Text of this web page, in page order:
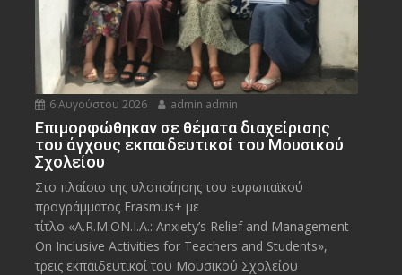
6 Αυγούστου 2026 admin admin
Eπιμορφώθηκαν σε θέματα διαχείρισης
του άγχους εκπαιδευτικοί του Μουσικού
Σχολείου
Στο πλαίσιο της υλοποίησης του ευρωπαϊκού
προγράμματος Erasmus+ με
τίτλο «A.R.M.ON.I.A.: Anxiety’s Relief and Management
On Inclusive Activities for Teachers and Students»,
τρεις εκπαιδευτικοί του Μουσικού Σχολείου